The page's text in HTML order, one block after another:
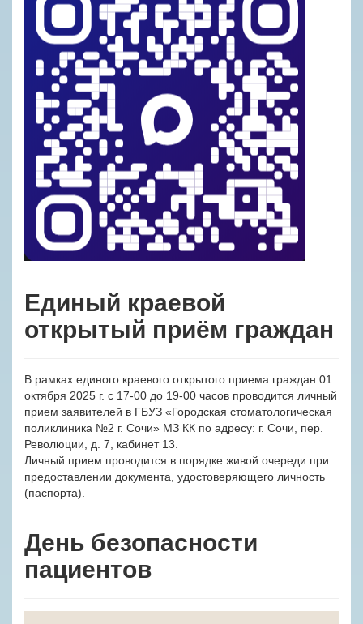
Единый краевой
открытый приём граждан
В рамках единого краевого открытого приема граждан 01
октября 2025 г. с 17-00 до 19-00 часов проводится личный
прием заявителей в ГБУЗ «Городская стоматологическая
поликлиника №2 г. Сочи» МЗ КК по адресу: г. Сочи, пер.
Революции, д. 7, кабинет 13.
Личный прием проводится в порядке живой очереди при
предоставлении документа, удостоверяющего личность
(паспорта).
День безопасности
пациентов